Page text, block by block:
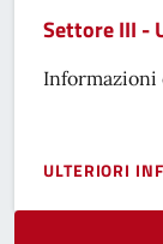
Settore III -
Informazioni
ULTERIORI
SETTORE III -